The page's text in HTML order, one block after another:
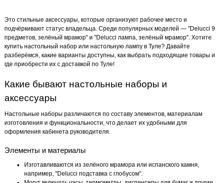
Это стильные аксессуары, которые организуют рабочее место и
подчёркивают статус владельца. Среди популярных моделей — "Delucci 9
предметов, зелёный мрамор" и "Delucci лампа, зелёный мрамор". Хотите
купить настольный набор или настольную лампу в Туле? Давайте
разберёмся, какие варианты доступны, как выбрать подходящие товары и
где приобрести их с доставкой по Туле!
Какие бывают настольные наборы и
аксессуары
Настольные наборы различаются по составу элементов, материалам
изготовления и функциональности, что делает их удобными для
оформления кабинета руководителя.
Элементы и материалы
Изготавливаются из зелёного мрамора или испанского камня,
например, "Delucci подставка с глобусом".